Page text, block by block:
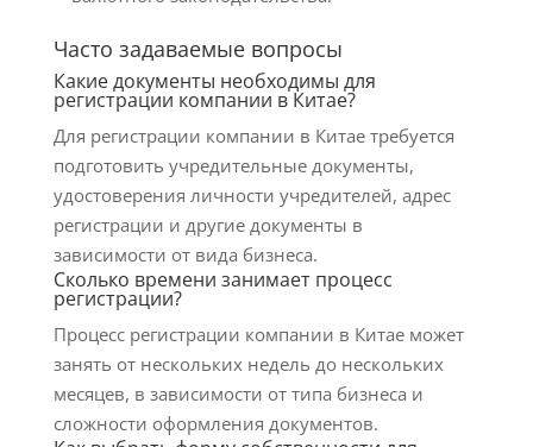
Часто задаваемые вопросы
Какие документы необходимы для
регистрации компании в Китае?
Для регистрации компании в Китае требуется
подготовить учредительные документы,
удостоверения личности учредителей, адрес
регистрации и другие документы в
зависимости от вида бизнеса.
Сколько времени занимает процесс
регистрации?
Процесс регистрации компании в Китае может
занять от нескольких недель до нескольких
месяцев, в зависимости от типа бизнеса и
сложности оформления документов.